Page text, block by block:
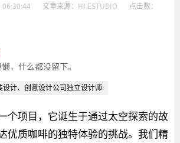
06:30:44 文章来源： HI ESTUDIO
点击数：
，什么都没留下。
设计、创意设计公司独立设计师
个项目，它诞生于通过太空探索的故
优质咖啡的独特体验的挑战。我们精